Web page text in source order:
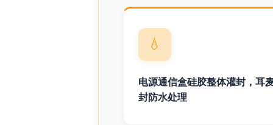
💧
电源通信盒硅胶整体灌封，耳
封防水处理